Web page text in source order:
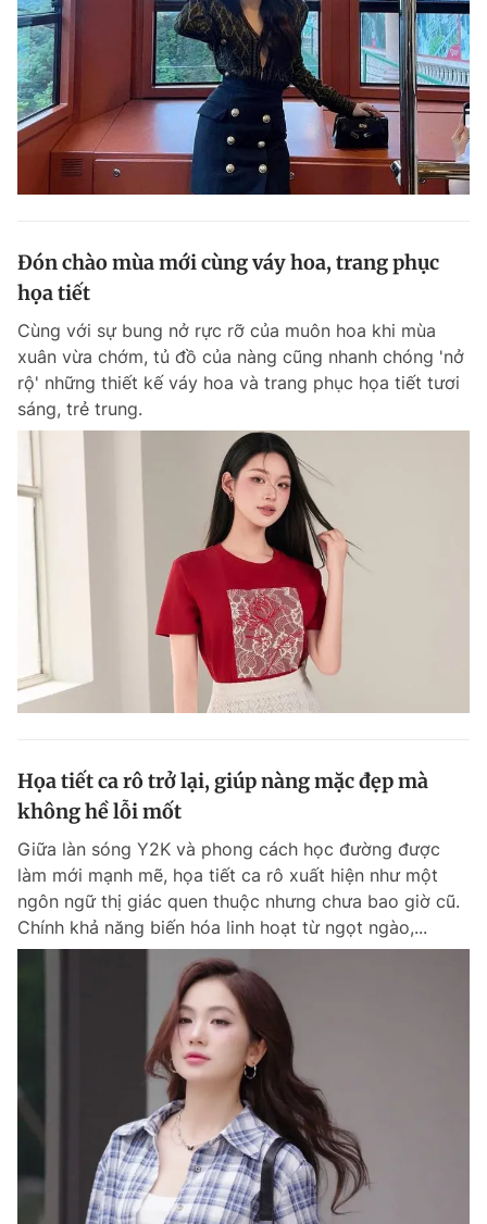
Đón chào mùa mới cùng váy hoa, trang phục
họa tiết
Cùng với sự bung nở rực rỡ của muôn hoa khi mùa
xuân vừa chớm, tủ đồ của nàng cũng nhanh chóng 'nở
rộ' những thiết kế váy hoa và trang phục họa tiết tươi
sáng, trẻ trung.
Họa tiết ca rô trở lại, giúp nàng mặc đẹp mà
không hề lỗi mốt
Giữa làn sóng Y2K và phong cách học đường được
làm mới mạnh mẽ, họa tiết ca rô xuất hiện như một
ngôn ngữ thị giác quen thuộc nhưng chưa bao giờ cũ.
Chính khả năng biến hóa linh hoạt từ ngọt ngào,...